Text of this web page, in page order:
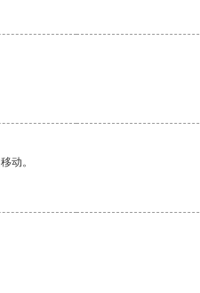
动。